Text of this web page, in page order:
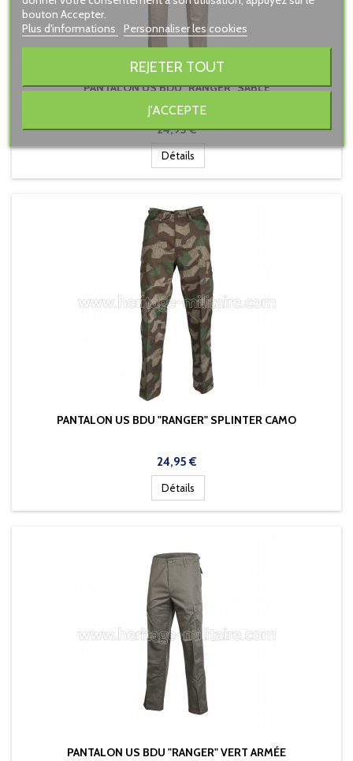
PANTALON US BDU "RANGER" SABLE
Prix
24,95 €
Détails
PANTALON US BDU "RANGER" SPLINTER CAMO
Prix
24,95 €
Détails
PANTALON US BDU "RANGER" VERT ARMÉE
bouton Accepter.
Plus d'informations
Personnaliser les cookies
REJETER TOUT
J'ACCEPTE